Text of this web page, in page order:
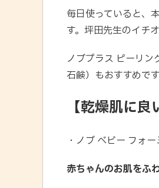
毎日使っていると、
す。坪田先生のイチ
ノブプラス ピーリン
石鹸）もおすすめで
【乾燥肌に良
・ノブ ベビー フォ
赤ちゃんのお肌をふ